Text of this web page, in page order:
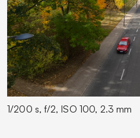
1/200 s, f/2, ISO 100, 2.3 mm